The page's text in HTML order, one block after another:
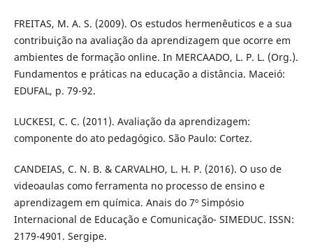
FREITAS, M. A. S. (2009). Os estudos hermenêuticos e a sua
contribuição na avaliação da aprendizagem que ocorre em
ambientes de formação online. In MERCAADO, L. P. L. (Org.).
Fundamentos e práticas na educação a distância. Maceió:
EDUFAL, p. 79-92.
LUCKESI, C. C. (2011). Avaliação da aprendizagem:
componente do ato pedagógico. São Paulo: Cortez.
CANDEIAS, C. N. B. & CARVALHO, L. H. P. (2016). O uso de
videoaulas como ferramenta no processo de ensino e
aprendizagem em química. Anais do 7º Simpósio
Internacional de Educação e Comunicação- SIMEDUC. ISSN:
2179-4901. Sergipe.